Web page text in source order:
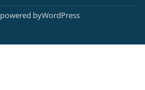
powered byWordPress